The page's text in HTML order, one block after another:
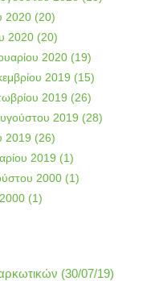
2020 (20)
2020 (20)
2020 (19)
2019 (15)
2019 (26)
2019 (28)
2019 (26)
2019 (1)
2000 (1)
2000 (1)
(30/07/19)